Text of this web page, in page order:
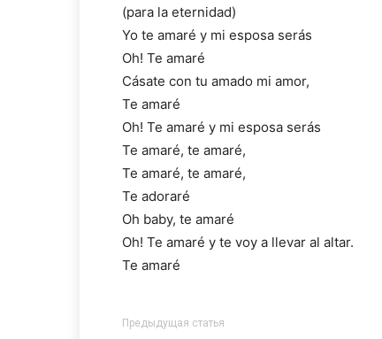
(para la eternidad)
Yo te amaré y mi esposa serás
Oh! Te amaré
Cásate con tu amado mi amor,
Te amaré
Оh! Te amaré y mi esposa serás
Te amaré, te amaré,
Te amaré, te amaré,
Te adoraré
Oh baby, te amaré
Oh! Te amaré y te voy a llevar al altar.
Te amaré
Предыдущая статья